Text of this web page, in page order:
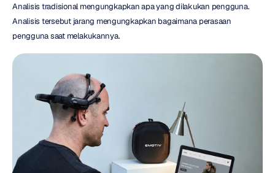
Analisis tradisional mengungkapkan apa yang dilakukan pengguna.
Analisis tersebut jarang mengungkapkan bagaimana perasaan
pengguna saat melakukannya.